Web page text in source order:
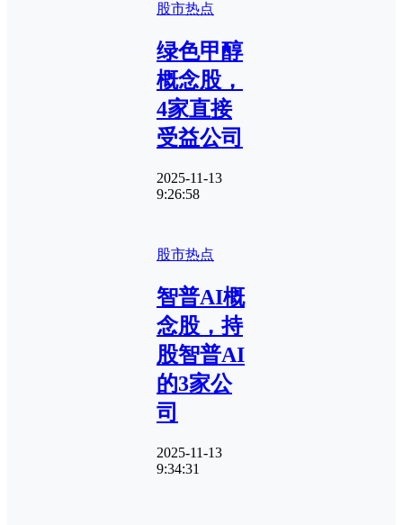
股市热点
绿色甲醇
概念股，
4家直接
受益公司
2025-11-13
9:26:58
股市热点
智普AI概
念股，持
股智普AI
的3家公
司
2025-11-13
9:34:31